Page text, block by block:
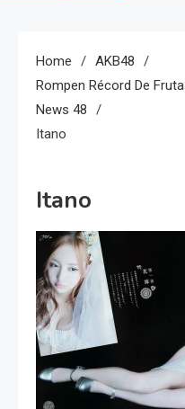
Home
AKB48
Rompen Récord De
News 48
Itano
Itano